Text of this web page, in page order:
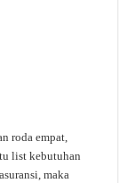
roda empat,
list kebutuhan
maka